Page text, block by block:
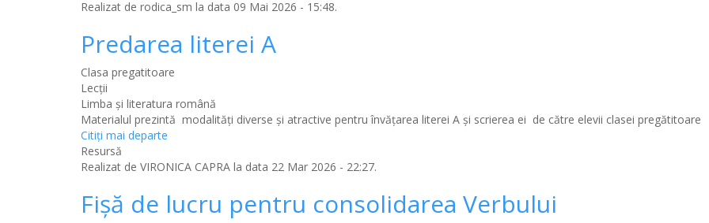
Realizat de rodica_sm la data 09 Mai 2026 - 15:48.
Predarea literei A
Clasa pregatitoare
Lecții
Limba şi literatura română
Materialul prezintă modalități diverse și atractive pentru învățarea literei A și scrierea ei de către elevii clasei pregătitoare
Citiţi mai departe
Resursă
Realizat de VIRONICA CAPRA la data 22 Mar 2026 - 22:27.
Fișă de lucru pentru consolidarea Verbului